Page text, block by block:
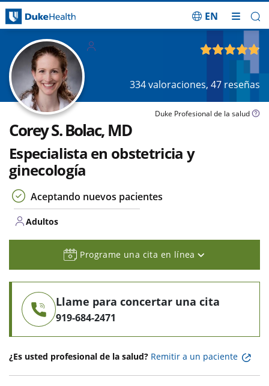
EN
334valoraciones, 47 reseñas
Duke Profesional de la salud
Corey S. Bolac, MD
Especialista en obstetricia y
ginecología
Aceptando nuevos pacientes
Adultos
Programe una cita en línea
Llame para concertar una cita
919-684-2471
¿Es usted profesional de la salud? Remitir a un paciente